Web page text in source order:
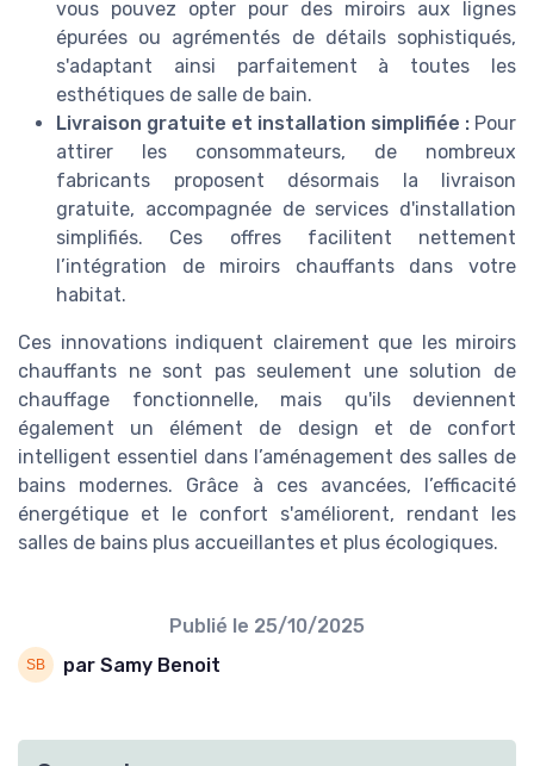
vous pouvez opter pour des miroirs aux lignes
épurées ou agrémentés de détails sophistiqués,
s'adaptant ainsi parfaitement à toutes les
esthétiques de salle de bain.
Livraison gratuite et installation simplifiée : Pour
attirer les consommateurs, de nombreux
fabricants proposent désormais la livraison
gratuite, accompagnée de services d'installation
simplifiés. Ces offres facilitent nettement
l’intégration de miroirs chauffants dans votre
habitat.
Ces innovations indiquent clairement que les miroirs
chauffants ne sont pas seulement une solution de
chauffage fonctionnelle, mais qu'ils deviennent
également un élément de design et de confort
intelligent essentiel dans l’aménagement des salles de
bains modernes. Grâce à ces avancées, l’efficacité
énergétique et le confort s'améliorent, rendant les
salles de bains plus accueillantes et plus écologiques.
Publié le 25/10/2025
par Samy Benoit